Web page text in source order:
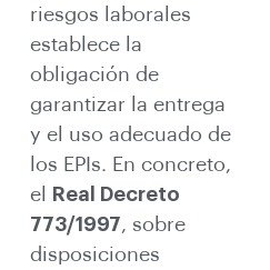
riesgos laborales
establece la
obligación de
garantizar la entrega
y el uso adecuado de
los EPIs. En concreto,
el
Real Decreto
773/1997, sobre
disposiciones